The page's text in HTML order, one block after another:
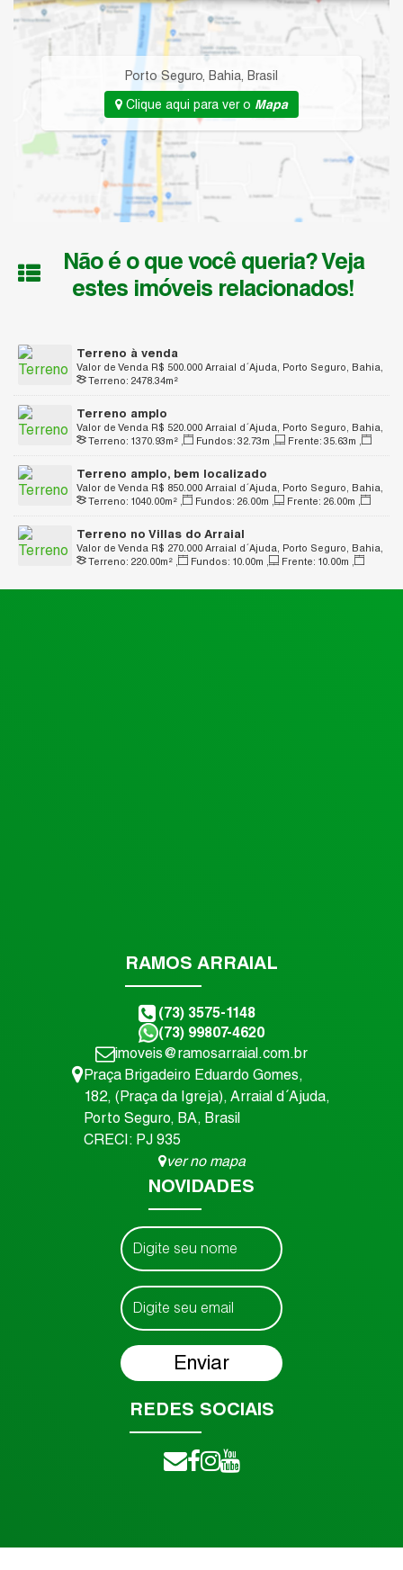
Porto Seguro, Bahia, Brasil
Clique aqui para ver o Mapa
Não é o que você queria? Veja
estes imóveis relacionados!
Terreno à venda
R$ 500.000
Valor de Venda
Arraial d´Ajuda, Porto Seguro, Bahia,
Brasil
Terreno: 2478 .34m²
Terreno amplo
R$ 520.000
Valor de Venda
Arraial d´Ajuda, Porto Seguro, Bahia,
Brasil
Terreno: 1370 .93m² Fundos: 32 .73m Frente: 35 .63m
Terreno amplo, bem localizado
R$ 850.000
Valor de Venda
Arraial d´Ajuda, Porto Seguro, Bahia,
Brasil
Terreno: 1040 .00m² Fundos: 26 .00m Frente: 26 .00m
Terreno no Villas do Arraial
R$ 270.000
Valor de Venda
Arraial d´Ajuda, Porto Seguro, Bahia,
Brasil
Terreno: 220 .00m² Fundos: 10 .00m Frente: 10 .00m
RAMOS ARRAIAL
(73) 3575-1148
(73) 99807-4620
imoveis@ramosarraial.com.br
Praça Brigadeiro Eduardo Gomes,
182, (Praça da Igreja), Arraial d´Ajuda,
Porto Seguro, BA, Brasil
CRECI: PJ 935
ver no mapa
NOVIDADES
REDES SOCIAIS